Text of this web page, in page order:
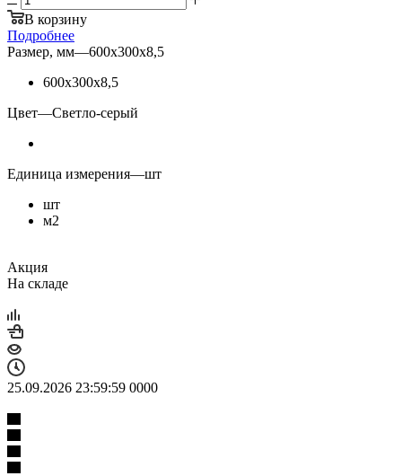
В корзину
Подробнее
Размер, мм—600х300х8,5
600х300х8,5
Цвет—Светло-серый
Единица измерения—шт
шт
м2
Акция
На складе
25.09.2026 23:59:59 0000